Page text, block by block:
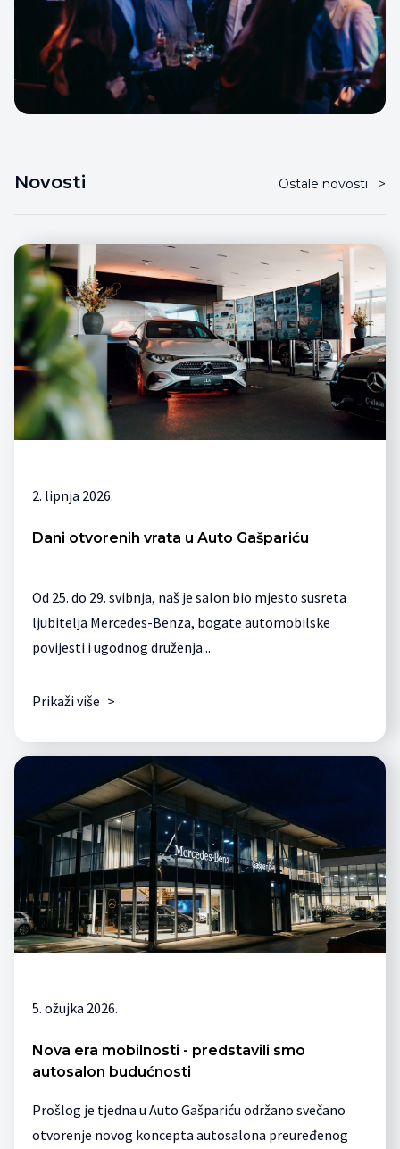
Novosti Ostale novosti >
2. lipnja 2026.
Dani otvorenih vrata u Auto Gašpariću
Od 25. do 29. svibnja, naš je salon bio mjesto susreta
ljubitelja Mercedes-Benza, bogate automobilske
povijesti i ugodnog druženja...
Prikaži više >
5. ožujka 2026.
Nova era mobilnosti - predstavili smo
autosalon budućnosti
Prošlog je tjedna u Auto Gašpariću održano svečano
otvorenje novog koncepta autosalona preuređenog